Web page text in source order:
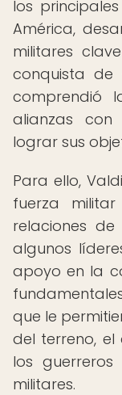
los
América,
militares
conquista de
comprendió
alianzas
lograr sus
Para ello,
fuerza
relaciones
algunos
apoyo en la
que le
del terreno,
los
militares.